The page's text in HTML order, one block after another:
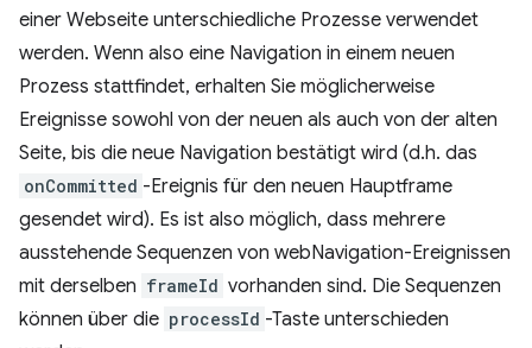
einer Webseite unterschiedliche Prozesse verwendet
werden. Wenn also eine Navigation in einem neuen
Prozess stattfindet, erhalten Sie möglicherweise
Ereignisse sowohl von der neuen als auch von der alten
Seite, bis die neue Navigation bestätigt wird (d.h. das
onCommitted -Ereignis für den neuen Hauptframe
gesendet wird). Es ist also möglich, dass mehrere
ausstehende Sequenzen von webNavigation-Ereignissen
mit derselben frameId vorhanden sind. Die Sequenzen
können über die processId -Taste unterschieden